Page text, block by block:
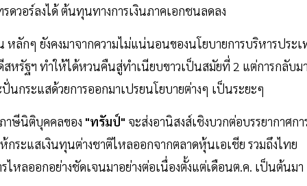
ดวอร์ลงได้ ต้นทุนทางการเงินภาคเอกชนลดลง
กๆ ยังคงมาจากความไม่แน่นอนของนโยบายการบริหารประเ
หรัฐฯ ทำให้ได้หวนคืนสู่ทำเนียบขาวเป็นสมัยที่ 2 แต่การกลับม
กระแสด้วยการออกมาเปรยนโยบายต่างๆ เป็นระยะๆ
าษีนิติบุคคลของ "ทรัมป์" จะส่งอานิสงส์เชิงบวกต่อบรรยากาศกา
ระแสเงินทุนต่างชาติไหลออกจากตลาดหุ้นเอเชีย รวมถึงไทย
หลออกอย่างชัดเจนมาอย่างต่อเนื่องตั้งแต่เดือนต.ค. เป็นต้นมา